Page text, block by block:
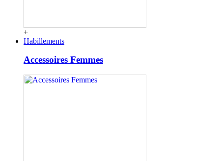
+
Habillements
Accessoires Femmes